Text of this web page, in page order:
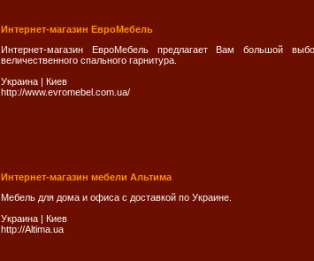
Интернет-магазин ЕвроМебель
Интернет-магазин ЕвроМебель предлагает Вам большой
величественного спального гарнитура.
Украина | Киев
http://www.evromebel.com.ua/
Интернет-магазин мебели Альтима
Мебель для дома и офиса с доставкой по Украине.
Украина | Киев
http://Altima.ua